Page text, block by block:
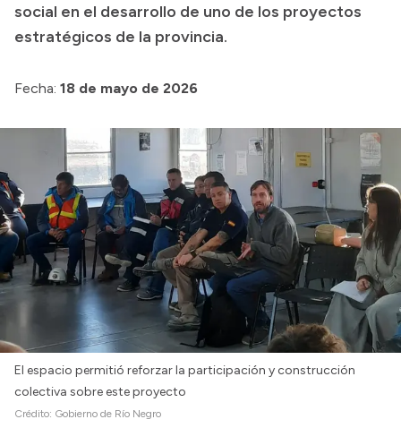
social en el desarrollo de uno de los proyectos
estratégicos de la provincia.
Fecha: 18 de mayo de 2026
El espacio permitió reforzar la participación y construcción
colectiva sobre este proyecto
Crédito: Gobierno de Río Negro